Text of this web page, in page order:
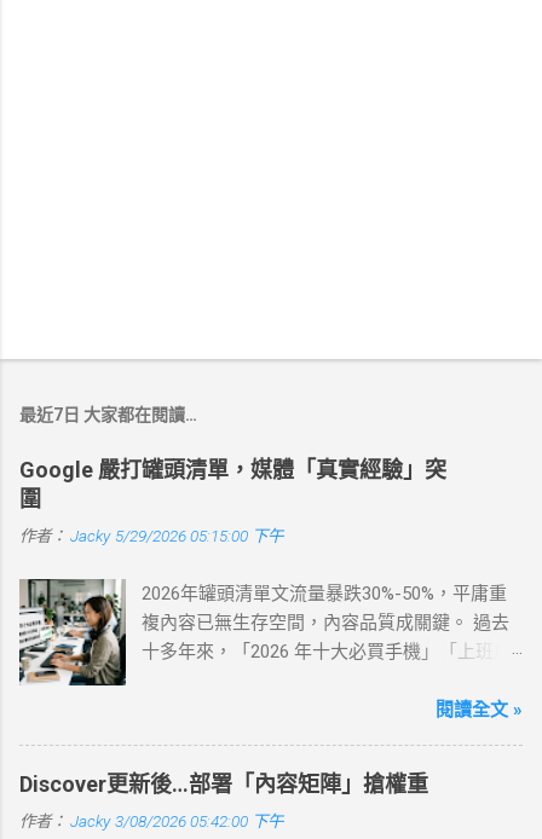
最近7日 大家都在閱讀…
Google 嚴打罐頭清單，媒體「真實經驗」突
圍
作者： Jacky 5/29/2026 05:15:00 下午
2026年罐頭清單文流量暴跌30%-50%，平庸重
複內容已無生存空間，內容品質成關鍵。 過去
十多年來，「2026 年十大必買手機」「上班族
行」這類罐頭清單式文章，一直是許多新聞網
睛、內容整理得清楚，流量常常是手到擒來。
進入 2026 年，這套成功模式失效了。根據 Lily
Ray 在今年 2 月公布的最新研究，許多過度依賴
閱讀全文 »
Discover更新後…部署「內容矩陣」搶權重
作者： Jacky 3/08/2026 05:42:00 下午